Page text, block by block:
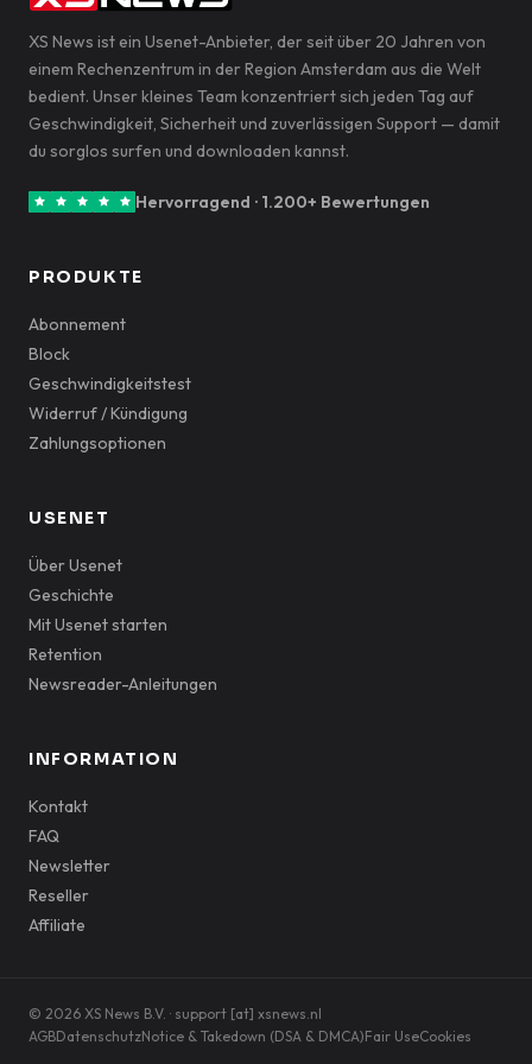
XS News ist ein Usenet-Anbieter, der seit über 20 Jahren von
einem Rechenzentrum in der Region Amsterdam aus die Welt
bedient. Unser kleines Team konzentriert sich jeden Tag auf
Geschwindigkeit, Sicherheit und zuverlässigen Support — damit
du sorglos surfen und downloaden kannst.
Hervorragend · 1.200+ Bewertungen
PRODUKTE
Abonnement
Block
Geschwindigkeitstest
Widerruf / Kündigung
Zahlungsoptionen
USENET
Über Usenet
Geschichte
Mit Usenet starten
Retention
Newsreader-Anleitungen
INFORMATION
Kontakt
FAQ
Newsletter
Reseller
Affiliate
© 2026 XS News B.V. · support [at] xsnews.nl
AGBDatenschutzNotice & Takedown (DSA & DMCA)Fair UseCookies